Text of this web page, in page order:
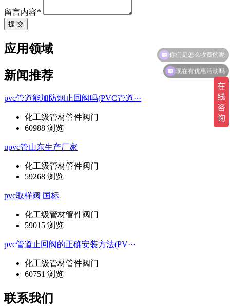
留言内容*
提 交
应用领域
新闻推荐
pvc管道能加防烟止回阀吗(PVC管道···
化工级管材管件阀门
60988 浏览
upvc管山东生产厂家
化工级管材管件阀门
59268 浏览
pvc取样阀 国标
化工级管材管件阀门
59015 浏览
pvc管道止回阀的正确安装方法(PV···
化工级管材管件阀门
60751 浏览
联系我们
你们是怎么收费的呢
现在有优惠活动吗